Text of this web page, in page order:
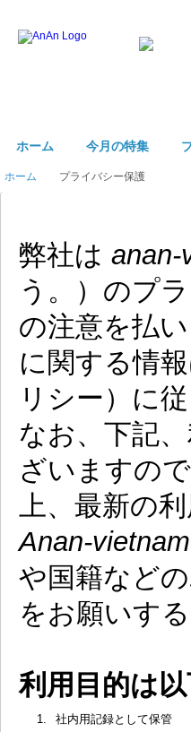
ホーム 今月の特集
ホーム プライバシー保護
弊社は anan-
う。）のプ
の注意を払
に関する情
リシー）に
なお、下記
ざいますの
上、最新の
Anan-vietnam
や国籍など
をお願いす
利用目的は以
1.
社内用記録として保管